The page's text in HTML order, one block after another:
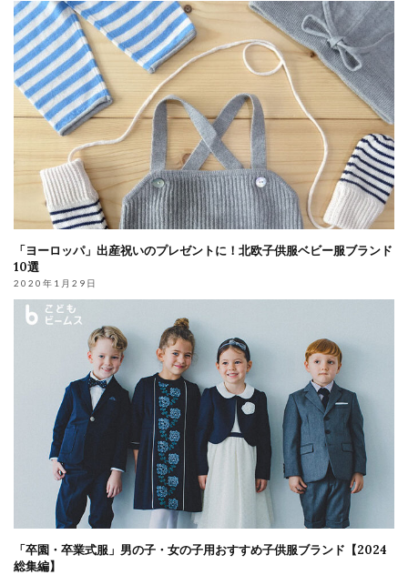
「ヨーロッパ」出産祝いのプレゼントに！北欧子供服ベビー服ブランド
10選
2020年1月29日
「卒園・卒業式服」男の子・女の子用おすすめ子供服ブランド【2024
総集編】